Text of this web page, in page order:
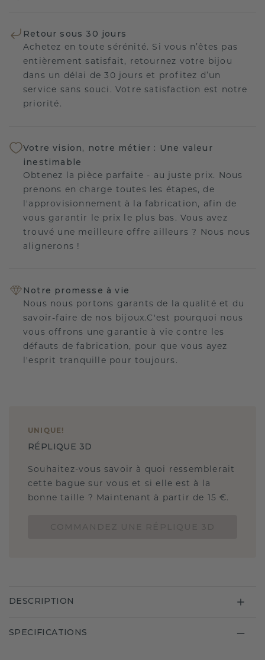
Retour sous 30 jours
Achetez en toute sérénité. Si vous n’êtes pas
entièrement satisfait, retournez votre bijou
dans un délai de 30 jours et profitez d’un
service sans souci. Votre satisfaction est notre
priorité.
Votre vision, notre métier : Une valeur
inestimable
Obtenez la pièce parfaite - au juste prix. Nous
prenons en charge toutes les étapes, de
l'approvisionnement à la fabrication, afin de
vous garantir le prix le plus bas. Vous avez
trouvé une meilleure offre ailleurs ? Nous nous
alignerons !
Notre promesse à vie
Nous nous portons garants de la qualité et du
savoir-faire de nos bijoux.C'est pourquoi nous
vous offrons une garantie à vie contre les
défauts de fabrication, pour que vous ayez
l'esprit tranquille pour toujours.
UNIQUE !
RÉPLIQUE 3D
Souhaitez-vous savoir à quoi ressemblerait
cette bague sur vous et si elle est à la
bonne taille ? Maintenant à partir de 15 €.
DESCRIPTION
SPECIFICATIONS